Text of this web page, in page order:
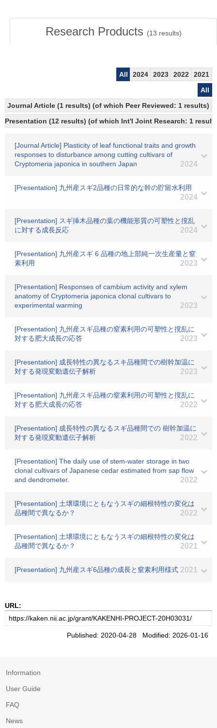
Research Products (13 results)
All 2024 2023 2022
2021
All
Journal Article (1 results) (of which Peer Reviewed: 1 results)
Presentation (12 results) (of which Int'l Joint Research: 1
[Journal Article] Plasticity of leaf functional traits and growth
responses to disturbance among cutting cultivars of
Cryptomeria japonica in southern Japan
2024
[Presentation] 九州産スギ2品種の日常的な幹の貯留水利用
2024
[Presentation] スギ挿木品種の葉の機能形質の可塑性と撹乱
に対する成長反応
2024
[Presentation] 九州産スギ 6 品種の地上部純一次生産量と窒
素利用
2023
[Presentation] Responses of cambium activity and xylem
anatomy of Cryptomeria japonica clonal cultivars to
experimental warming
2023
[Presentation] 九州産スギ品種の窒素利用の可塑性と撹乱に
対する肥大成長の応答
2023
[Presentation] 成長特性の異なるスキ品種間での樹幹加温に
対する発現変動遺伝子解析
2023
[Presentation] 九州産スギ品種の窒素利用の可塑性と撹乱に
対する肥大成長の応答
2022
[Presentation] 成長特性の異なるスギ品種間での 樹幹加温に
対する発現変動遺伝子解析
2022
[Presentation] The daily use of stem-water storage in two
clonal cultivars of Japanese cedar estimated from sap flow
and dendrometer.
2022
[Presentation] 土壌環境にともなうスギの細根特性の変化は
品種間で異なるか？
2022
[Presentation] 土壌環境にともなうスギの細根特性の変化は
品種間で異なるか？
2021
[Presentation] 九州産スギ6品種の成長と窒素利用様式 2021
URL:
Published: 2020-04-28 Modified: 2026-01-16
Information
User Guide
FAQ
News